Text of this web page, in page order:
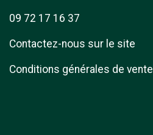
09 72 17 16 37
Contactez-nous sur le site
Conditions générales de vente